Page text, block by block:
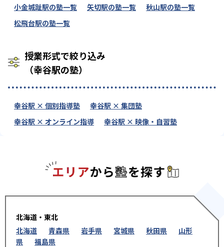
小金城趾駅の塾一覧
矢切駅の塾一覧
秋山駅の塾一覧
松飛台駅の塾一覧
授業形式で絞り込み
（幸谷駅の塾）
幸谷駅 × 個別指導塾
幸谷駅 × 集団塾
幸谷駅 × オンライン指導
幸谷駅 × 映像・自習塾
北海道・東北
北海道
青森県 岩手県 宮城県 秋田県
山形
県
福島県